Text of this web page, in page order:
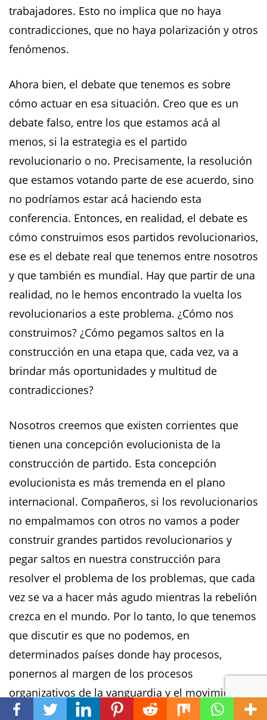
trabajadores. Esto no implica que no haya
contradicciones, que no haya polarización y otros
fenómenos.
Ahora bien, el debate que tenemos es sobre
cómo actuar en esa situación. Creo que es un
debate falso, entre los que estamos acá al
menos, si la estrategia es el partido
revolucionario o no. Precisamente, la resolución
que estamos votando parte de ese acuerdo, sino
no podríamos estar acá haciendo esta
conferencia. Entonces, en realidad, el debate es
cómo construimos esos partidos revolucionarios,
ese es el debate real que tenemos entre nosotros
y que también es mundial. Hay que partir de una
realidad, no le hemos encontrado la vuelta los
revolucionarios a este problema. ¿Cómo nos
construimos? ¿Cómo pegamos saltos en la
construcción en una etapa que, cada vez, va a
brindar más oportunidades y multitud de
contradicciones?
Nosotros creemos que existen corrientes que
tienen una concepción evolucionista de la
construcción de partido. Esta concepción
evolucionista es más tremenda en el plano
internacional. Compañeros, si los revolucionarios
no empalmamos con otros no vamos a poder
construir grandes partidos revolucionarios y
pegar saltos en nuestra construcción para
resolver el problema de los problemas, que cada
vez se va a hacer más agudo mientras la rebelión
crezca en el mundo. Por lo tanto, lo que tenemos
que discutir es que no podemos, en
determinados países donde hay procesos,
ponernos al margen de los procesos
organizativos de la vanguardia y el movimiento
de masas, que son captadas por direcciones